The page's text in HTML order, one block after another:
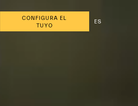
CONFIGURA EL
TUYO
ES